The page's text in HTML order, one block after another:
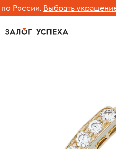
России. Выбрать украшение